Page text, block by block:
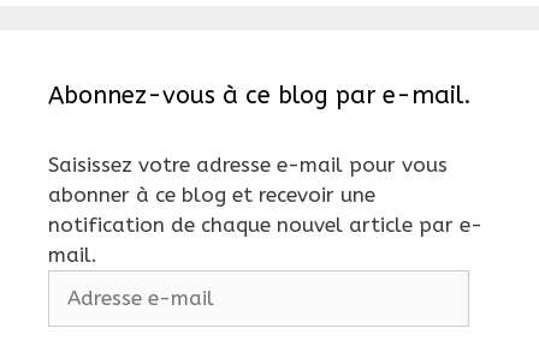
Abonnez-vous à ce blog par e-mail.
Saisissez votre adresse e-mail pour vous
abonner à ce blog et recevoir une
notification de chaque nouvel article par e-
mail.